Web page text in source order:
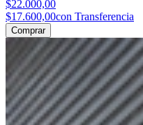
$22.000,00
$17.600,00con Transferencia
Comprar